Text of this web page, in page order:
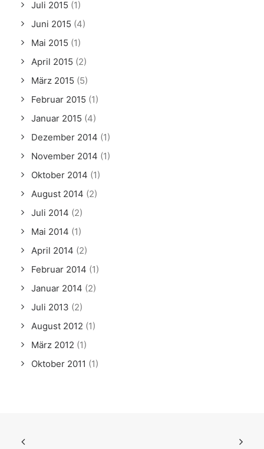
Juli 2015 (1)
Juni 2015 (4)
Mai 2015 (1)
April 2015 (2)
März 2015 (5)
Februar 2015 (1)
Januar 2015 (4)
Dezember 2014 (1)
November 2014 (1)
Oktober 2014 (1)
August 2014 (2)
Juli 2014 (2)
Mai 2014 (1)
April 2014 (2)
Februar 2014 (1)
Januar 2014 (2)
Juli 2013 (2)
August 2012 (1)
März 2012 (1)
Oktober 2011 (1)